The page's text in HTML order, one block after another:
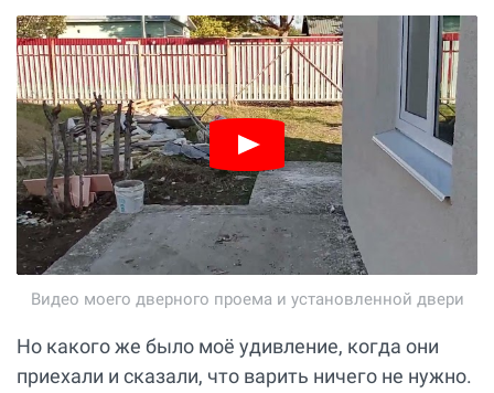
Видео моего дверного проема и установленной двери
Но какого же было моё удивление, когда они
приехали и сказали, что варить ничего не нужно.